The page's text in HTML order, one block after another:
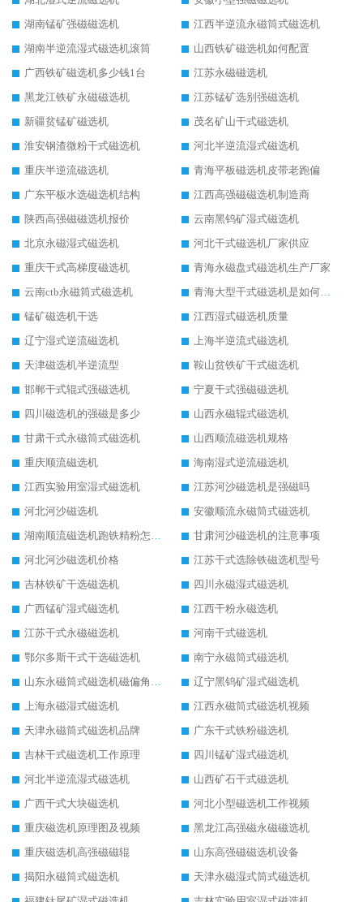
湖南锰矿强磁磁选机
江西半逆流永磁筒式磁选机
湖南半逆流湿式磁选机滚筒
山西铁矿磁选机如何配置
广西铁矿磁选机多少钱1台
江苏永磁磁选机
黑龙江铁矿永磁磁选机
江苏锰矿选别强磁选机
新疆贫锰矿磁选机
茂名矿山干式磁选机
淮安钢渣微粉干式磁选机
河北半逆流湿式磁选机
重庆半逆流磁选机
青海平板磁选机皮带老跑偏
广东平板水选磁选机结构
江西高强磁磁选机制造商
陕西高强磁磁选机报价
云南黑钨矿湿式磁选机
北京永磁湿式磁选机
河北干式磁选机厂家供应
重庆干式高梯度磁选机
青海永磁盘式磁选机生产厂家
云南ctb永磁筒式磁选机
青海大型干式磁选机是如何选矿的
锰矿磁选机干选
江西湿式磁选机质量
辽宁湿式逆流磁选机
上海半逆流式磁选机
天津磁选机半逆流型
鞍山贫铁矿干式磁选机
邯郸干式辊式强磁选机
宁夏干式强磁磁选机
四川磁选机的强磁是多少
山西永磁辊式磁选机
甘肃干式永磁筒式磁选机
山西顺流磁选机规格
重庆顺流磁选机
海南湿式逆流磁选机
江西实验用室湿式磁选机
江苏河沙磁选机是强磁吗
河北河沙磁选机
安徽顺流永磁筒式磁选机
湖南顺流磁选机跑铁精粉怎么处理
甘肃河沙磁选机的注意事项
河北河沙磁选机价格
江苏干式选除铁磁选机型号
吉林铁矿干选磁选机
四川永磁湿式磁选机
广西锰矿湿式磁选机
江西干粉永磁选机
江苏干式永磁磁选机
河南干式磁选机
鄂尔多斯干式干选磁选机
南宁永磁筒式磁选机
山东永磁筒式磁选机磁偏角怎么调整
辽宁黑钨矿湿式磁选机
上海永磁湿式磁选机
江西永磁筒式磁选机视频
天津永磁筒式磁选机品牌
广东干式铁粉磁选机
吉林干式磁选机工作原理
四川锰矿湿式磁选机
河北半逆流湿式磁选机
山西矿石干式磁选机
广西干式大块磁选机
河北小型磁选机工作视频
重庆磁选机原理图及视频
黑龙江高强磁永磁磁选机
重庆磁选机高强磁磁辊
山东高强磁磁选机设备
揭阳永磁筒式磁选机
天津永磁湿式筒式磁选机